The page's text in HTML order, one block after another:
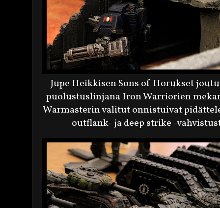
Jupe Heikkisen Sons of Horukset
puolustuslinjana Iron Warriorien
Warmasterin valitut onnistuivat
outflank- ja deep strike -